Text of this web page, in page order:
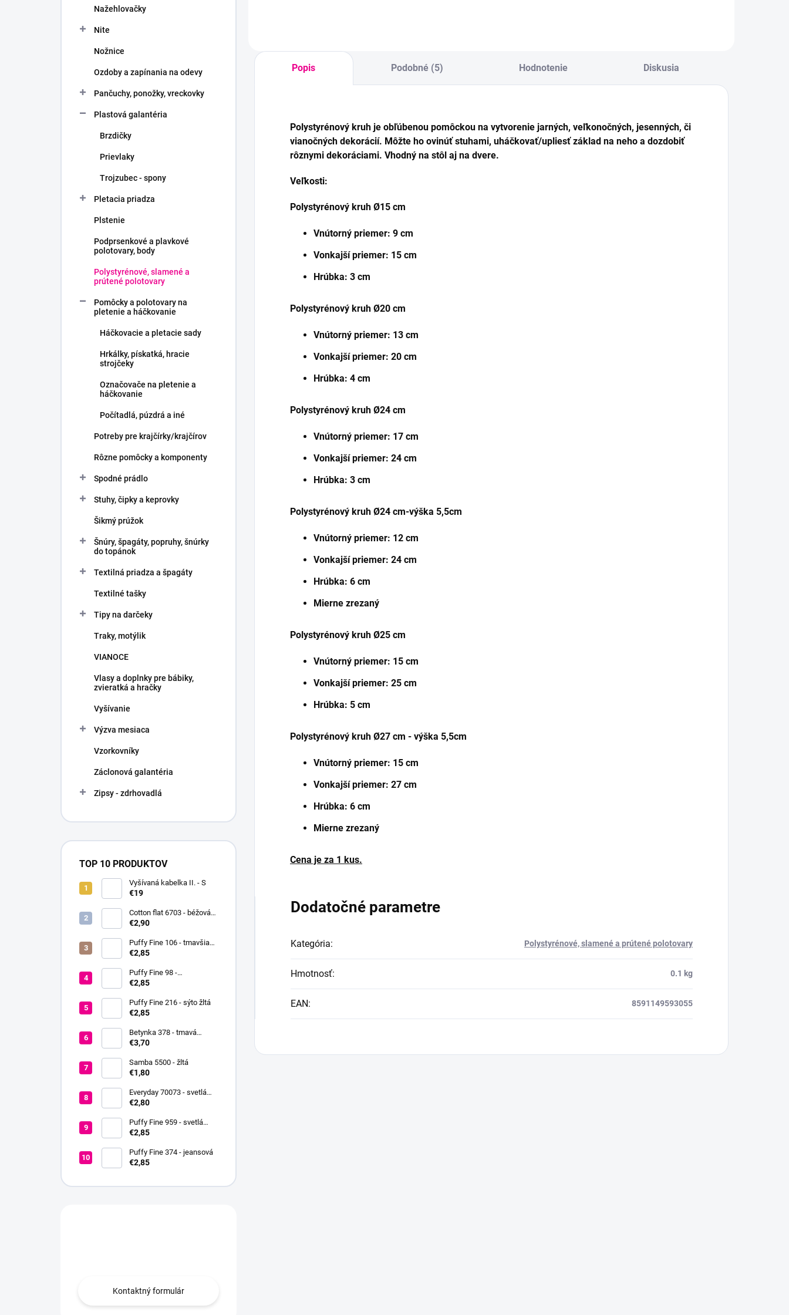
Nažehlovačky
Nite
Nožnice
Ozdoby a zapínania na odevy
Pančuchy, ponožky, vreckovky
Plastová galantéria
Brzdičky
Prievlaky
Trojzubec - spony
Pletacia priadza
Plstenie
Podprsenkové a plavkové
polotovary, body
Polystyrénové, slamené a
prútené polotovary
Pomôcky a polotovary na
pletenie a háčkovanie
Háčkovacie a pletacie sady
Hrkálky, pískatká, hracie
strojčeky
Označovače na pletenie a
háčkovanie
Počítadlá, púzdrá a iné
Potreby pre krajčírky/krajčírov
Rôzne pomôcky a komponenty
Spodné prádlo
Stuhy, čipky a keprovky
Šikmý prúžok
Šnúry, špagáty, popruhy, šnúrky
do topánok
Textilná priadza a špagáty
Textilné tašky
Tipy na darčeky
Traky, motýlik
VIANOCE
Vlasy a doplnky pre bábiky,
zvieratká a hračky
Vyšívanie
Výzva mesiaca
Vzorkovníky
Záclonová galantéria
Zipsy - zdrhovadlá
TOP 10 PRODUKTOV
Vyšívaná kabelka II. - S
€19
Cotton flat 6703 - béžová
svetlá
€2,90
Puffy Fine 106 - tmavšia
červená
€2,85
Puffy Fine 98 -
fialovoružová
€2,85
Puffy Fine 216 - sýto žltá
€2,85
Betynka 378 - tmavá
medová
€3,70
Samba 5500 - žltá
€1,80
Everyday 70073 - svetlá
oranžová
€2,80
Puffy Fine 959 - svetlá
béžová
€2,85
Puffy Fine 374 - jeansová
€2,85
Kontaktný formulár
Popis Podobné (5) Hodnotenie Diskusia
Polystyrénový kruh je obľúbenou pomôckou na vytvorenie jarných, veľkonočných, jesenných, či
vianočných dekorácií. Môžte ho ovinúť stuhami, uháčkovať/upliesť základ na neho a dozdobiť
rôznymi dekoráciami. Vhodný na stôl aj na dvere.
Veľkosti:
Polystyrénový kruh Ø15 cm
Vnútorný priemer: 9 cm
Vonkajší priemer: 15 cm
Hrúbka: 3 cm
Polystyrénový kruh Ø20 cm
Vnútorný priemer: 13 cm
Vonkajší priemer: 20 cm
Hrúbka: 4 cm
Polystyrénový kruh Ø24 cm
Vnútorný priemer: 17 cm
Vonkajší priemer: 24 cm
Hrúbka: 3 cm
Polystyrénový kruh Ø24 cm-výška 5,5cm
Vnútorný priemer: 12 cm
Vonkajší priemer: 24 cm
Hrúbka: 6 cm
Mierne zrezaný
Polystyrénový kruh Ø25 cm
Vnútorný priemer: 15 cm
Vonkajší priemer: 25 cm
Hrúbka: 5 cm
Polystyrénový kruh Ø27 cm - výška 5,5cm
Vnútorný priemer: 15 cm
Vonkajší priemer: 27 cm
Hrúbka: 6 cm
Mierne zrezaný
Cena je za 1 kus.
Dodatočné parametre
Kategória: Polystyrénové, slamené a prútené polotovary
Hmotnosť: 0.1 kg
EAN: 8591149593055